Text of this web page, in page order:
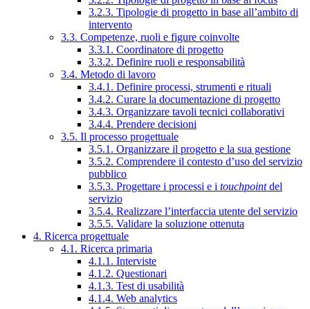
3.2.3. Tipologie di progetto in base all’ambito di
intervento
3.3. Competenze, ruoli e figure coinvolte
3.3.1. Coordinatore di progetto
3.3.2. Definire ruoli e responsabilità
3.4. Metodo di lavoro
3.4.1. Definire processi, strumenti e rituali
3.4.2. Curare la documentazione di progetto
3.4.3. Organizzare tavoli tecnici collaborativi
3.4.4. Prendere decisioni
3.5. Il processo progettuale
3.5.1. Organizzare il progetto e la sua gestione
3.5.2. Comprendere il contesto d’uso del servizio
pubblico
3.5.3. Progettare i processi e i touchpointdel
servizio
3.5.4. Realizzare l’interfaccia utente del servizio
3.5.5. Validare la soluzione ottenuta
4. Ricerca progettuale
4.1. Ricerca primaria
4.1.1. Interviste
4.1.2. Questionari
4.1.3. Test di usabilità
4.1.4. Web analytics